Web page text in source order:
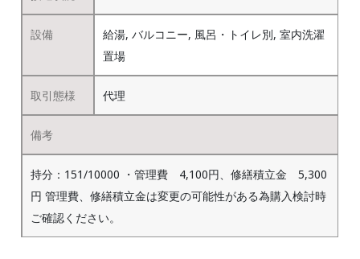
設備
給湯, バルコニー, 風呂・トイレ別, 室内洗濯
置場
取引態様 代理
備考
持分：151/10000 ・管理費 4,100円、修繕積立金 5,300
円 管理費、修繕積立金は変更の可能性がある為購入検討時
ご確認ください。